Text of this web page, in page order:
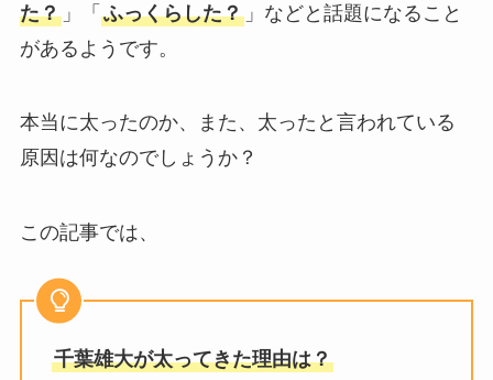
た？」「 ふっくらした？」などと話題になること
があるようです。
本当に太ったのか、また、太ったと言われている
原因は何なのでしょうか？
この記事では、
千葉雄大が太ってきた理由は？